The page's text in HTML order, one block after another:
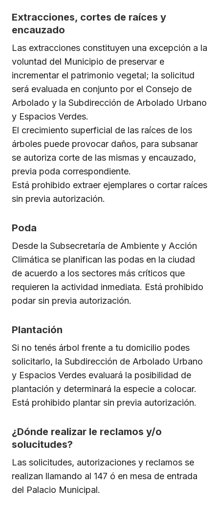
Extracciones, cortes de raíces y
encauzado
Las extracciones constituyen una excepción a la
voluntad del Municipio de preservar e
incrementar el patrimonio vegetal; la solicitud
será evaluada en conjunto por el Consejo de
Arbolado y la Subdirección de Arbolado Urbano
y Espacios Verdes.
El crecimiento superficial de las raíces de los
árboles puede provocar daños, para subsanar
se autoriza corte de las mismas y encauzado,
previa poda correspondiente.
Está prohibido extraer ejemplares o cortar raíces
sin previa autorización.
Poda
Desde la Subsecretaría de Ambiente y Acción
Climática se planifican las podas en la ciudad
de acuerdo a los sectores más críticos que
requieren la actividad inmediata. Está prohibido
podar sin previa autorización.
Plantación
Si no tenés árbol frente a tu domicilio podes
solicitarlo, la Subdirección de Arbolado Urbano
y Espacios Verdes evaluará la posibilidad de
plantación y determinará la especie a colocar.
Está prohibido plantar sin previa autorización.
¿Dónde realizar le reclamos y/o
solucitudes?
Las solicitudes, autorizaciones y reclamos se
realizan llamando al 147 ó en mesa de entrada
del Palacio Municipal.